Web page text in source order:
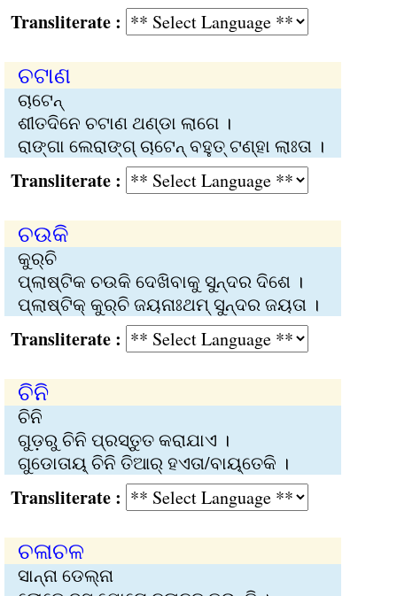
:
ଚଟାଣ
ଚାଟେନ୍‍
ଶୀତଦିନେ ଚଟାଣ ଥଣ୍ଡା ଲାଗେ ।
ରାଙ୍ଗା ଲେରାଙ୍ଗ୍ ଚାଟେନ୍‌ ବହୁତ୍‌ ଟଣ୍‌ହା ଲାଃତା ।
:
ଚ‌ଉକି
କୁର୍‌ଚି
ପ୍ଲାଷ୍ଟିକ ଚ‌ଉକି ଦେଖିବାକୁ ସୁନ୍ଦର ଦିଶେ ।
ପ୍ଲାଷ୍ଟିକ୍‍ କୁର୍‌ଚି ଜୟନାଃଥମ୍‌ ସୁନ୍ଦର ଜୟତା ।
:
ଚିନି
ଚିନି
ଗୁଡ଼ରୁ ଚିନି ପ୍ରସ୍ତୁତ କରାଯାଏ ।
ଗୁଡୋତାୟ୍‌ ଚିନି ତିଆର୍‌ ହଏତା/ବାୟ୍‌ତେକି ।
:
ଚଳାଚଳ
ସାନ୍‌ନା ଡେଲ୍‌ନା